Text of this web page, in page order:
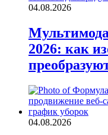
04.08.2026
2026: как
04.08.2026